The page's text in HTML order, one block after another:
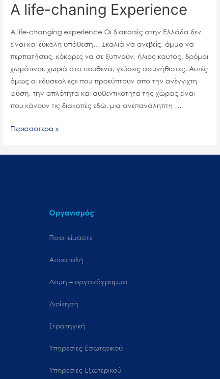
A life-chaning Experience
A life-changing experience Οι διακοπές στην Ελλάδα δεν
είναι και εύκολη υπόθεση… Σκαλιά να ανεβείς, άμμο να
περπατήσεις, κόκορες να σε ξυπνούν, ήλιος καυτός, δρόμοι
χωμάτινοι, χωριά στο πουθενά, γεύσεις ασυνήθιστες. Αυτές
όμως οι «δυσκολίες» που προκύπτουν από την ανέγγιχτη
φύση, την απλότητα και αυθεντικότητα της χώρας είναι
που κάνουν τις διακοπές εδώ, μια ανεπανάληπτη …
Περισσότερα »
Οργανισμός
Ποιοι είμαστε
Αποστολή
Δομή – οργανόγραμμα
Διοίκηση
Στρατηγική
Υπηρεσίες Εσωτερικού
Υπηρεσίες Εξωτερικού